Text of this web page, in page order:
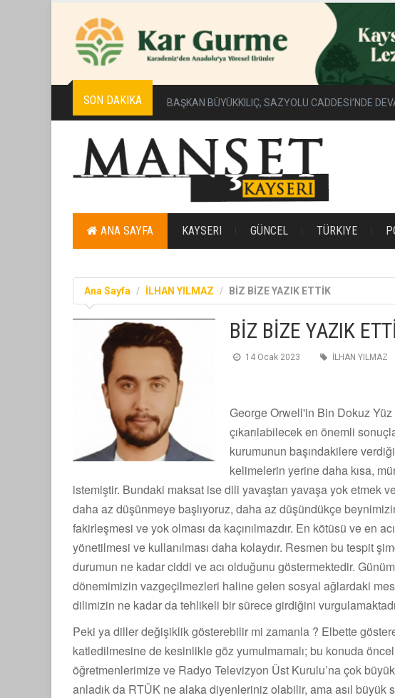
SON DAKIKA BAŞKAN BÜYÜKKILIÇ, SAZYOLU CADDESİ’NDE
ANA SAYFA KAYSERI GÜNCEL TÜRKIYE
Ana Sayfa İLHAN YILMAZ BİZ BİZE YAZIK ETTİK
BİZ BİZE YAZIK
14 Ocak 2023 İLHAN YILMAZ
George Orwell'in Bin Dokuz Yüz
çıkarılabilecek en önemli
kurumunun başındakilere
kelimelerin yerine daha kısa,
istemiştir. Bundaki maksat ise dili yavaştan yavaşa yok etmek
daha az düşünmeye başlıyoruz, daha az düşündükçe
fakirleşmesi ve yok olması da kaçınılmazdır. En kötüsü ve en
yönetilmesi ve kullanılması daha kolaydır. Resmen bu tespit
durumun ne kadar ciddi ve acı olduğunu göstermektedir.
dönemimizin vazgeçilmezleri haline gelen sosyal ağlardaki
dilimizin ne kadar da tehlikeli bir sürece girdiğini
Peki ya diller değişiklik gösterebilir mi zamanla ? Elbette
katledilmesine de kesinlikle göz yumulmamalı; bu konuda
öğretmenlerimize ve Radyo Televizyon Üst Kurulu’na çok
anladık da RTÜK ne alaka diyenleriniz olabilir, ama asıl büyük